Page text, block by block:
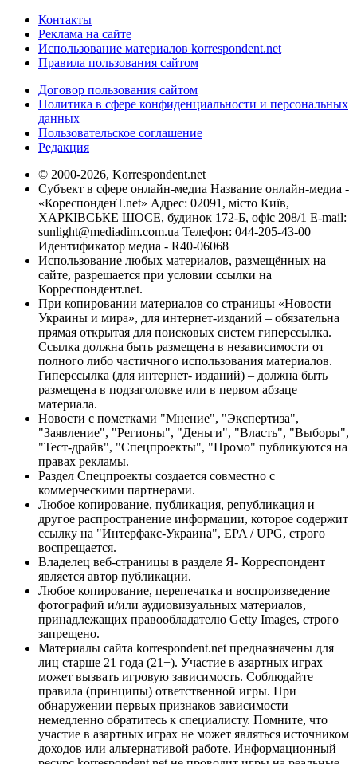
Контакты
Реклама на сайте
Использование материалов korrespondent.net
Правила пользования сайтом
Договор пользования сайтом
Политика в сфере конфиденциальности и персональных
данных
Пользовательское соглашение
Редакция
© 2000-2026, Korrespondent.net
Субъект в сфере онлайн-медиа Название онлайн-медиа -
«КореспонденТ.net» Адрес: 02091, місто Київ,
ХАРКІВСЬКЕ ШОСЕ, будинок 172-Б, офіс 208/1 E-mail:
sunlight@mediadim.com.ua Телефон: 044-205-43-00
Идентификатор медиа - R40-06068
Использование любых материалов, размещённых на
сайте, разрешается при условии ссылки на
Корреспондент.net.
При копировании материалов со страницы «Новости
Украины и мира», для интернет-изданий – обязательна
прямая открытая для поисковых систем гиперссылка.
Ссылка должна быть размещена в независимости от
полного либо частичного использования материалов.
Гиперссылка (для интернет- изданий) – должна быть
размещена в подзаголовке или в первом абзаце
материала.
Новости с пометками "Мнение", "Экспертиза",
"Заявление", "Регионы", "Деньги", "Власть", "Выборы",
"Тест-драйв", "Спецпроекты", "Промо" публикуются на
правах рекламы.
Раздел Спецпроекты создается совместно с
коммерческими партнерами.
Любое копирование, публикация, републикация и
другое распространение информации, которое содержит
ссылку на "Интерфакс-Украина", EPA / UPG, строго
воспрещается.
Владелец веб-страницы в разделе Я- Корреспондент
является автор публикации.
Любое копирование, перепечатка и воспроизведение
фотографий и/или аудиовизуальных материалов,
принадлежащих правообладателю Getty Images, строго
запрещено.
Материалы сайта korrespondent.net предназначены для
лиц старше 21 года (21+). Участие в азартных играх
может вызвать игровую зависимость. Соблюдайте
правила (принципы) ответственной игры. При
обнаружении первых признаков зависимости
немедленно обратитесь к специалисту. Помните, что
участие в азартных играх не может являться источником
доходов или альтернативой работе. Информационный